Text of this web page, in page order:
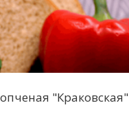
"Краковская"